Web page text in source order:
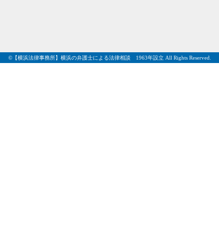
©【横浜法律事務所】横浜の弁護士による法律相談 1963年設立 All Rights Reserved.